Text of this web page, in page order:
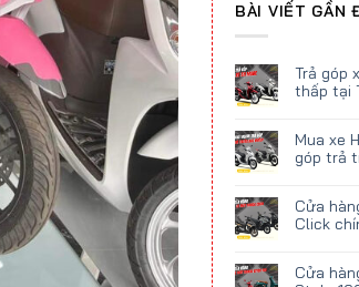
BÀI VIẾT GẦN
Trả góp
thấp tại
Mua xe
góp trả
Cửa
Click
Cửa